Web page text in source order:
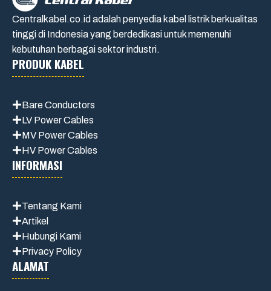
Centralkabel.co.id adalah penyedia kabel listrik berkualitas
tinggi di Indonesia yang berdedikasi untuk memenuhi
kebutuhan berbagai sektor industri.
PRODUK KABEL
Bare Conductors
LV Power Cables
MV Power Cables
HV Power Cables
INFORMASI
Tentang Kami
Artikel
Hubungi Kami
Privacy Policy
ALAMAT